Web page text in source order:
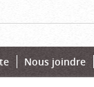
Nous joindre